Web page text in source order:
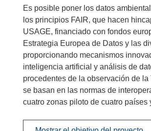
Es posible poner los datos
los principios FAIR, que hacen
USAGE, financiado con fondos
Estrategia Europea de Datos y las
proporcionando mecanismos
inteligencia artificial y análisis de
procedentes de la observación de
se basan en las normas de
cuatro zonas piloto de cuatro